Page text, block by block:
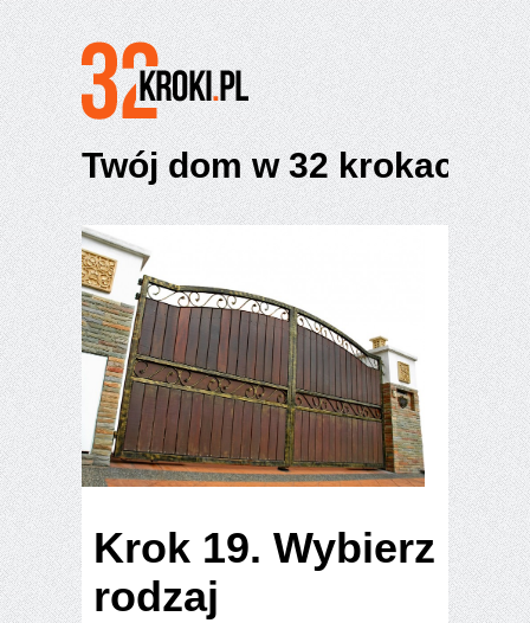
Twój dom w 32 krokach
Krok 19. Wybierz
rodzaj